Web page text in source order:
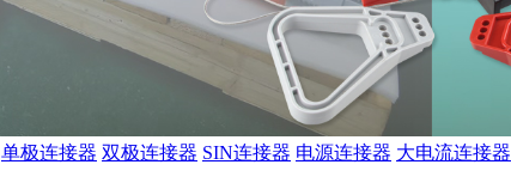
单极连接器 双极连接器 SIN连接器 电源连接器 大电流连接器